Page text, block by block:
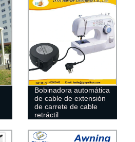
Bobinadora automática
de cable de extensión
de carrete de cable
retráctil